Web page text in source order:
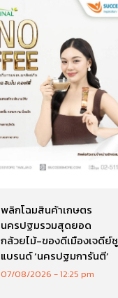
พลิกโฉมสินค้าเกษตร
นครปฐมรวมสุดยอด
กล้วยไม้-ของดีเมืองเจดีย์ชู
แบรนด์ ‘นครปฐมการันตี’
07/08/2026 12:25 pm